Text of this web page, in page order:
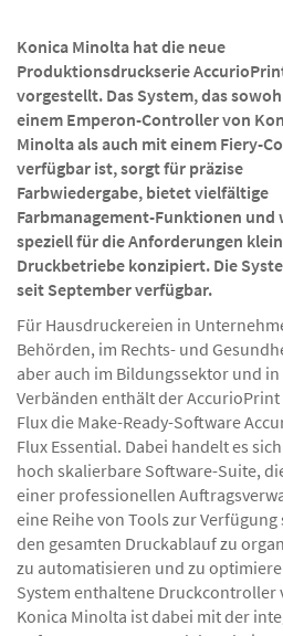
Konica Minolta hat die neue
Produktionsdruckserie
vorgestellt. Das System, das
einem Emperon-Controller von
Minolta als auch mit einem Fiery-
verfügbar ist, sorgt für präzise
Farbwiedergabe, bietet vielfältige
Farbmanagement-Funktionen und
speziell für die Anforderungen
Druckbetriebe konzipiert. Die
seit September verfügbar.
Für Hausdruckereien in
Behörden, im Rechts- und
aber auch im Bildungssektor und in
Verbänden enthält der AccurioPrint
Flux die Make-Ready-Software
Flux Essential. Dabei handelt es
hoch skalierbare Software-Suite,
einer professionellen
eine Reihe von Tools zur
den gesamten Druckablauf zu
zu automatisieren und zu
System enthaltene Druckcontroller
Konica Minolta ist dabei mit der